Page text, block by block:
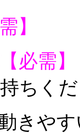
】
必需】
ちく
きや